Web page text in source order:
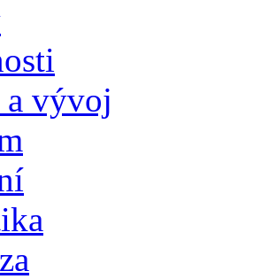
vývoj